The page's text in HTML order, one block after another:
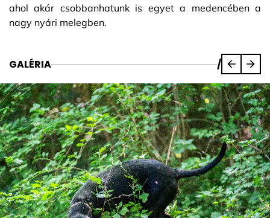
ahol akár csobbanhatunk is egyet a medencében a
nagy nyári melegben.
GALÉRIA /